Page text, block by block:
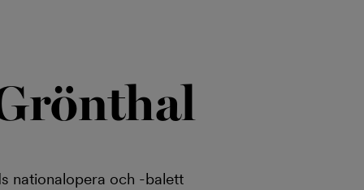
nationalopera och -balett